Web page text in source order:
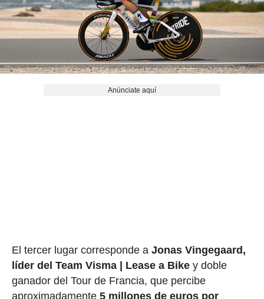
Anúnciate aquí
El tercer lugar corresponde a Jonas Vingegaard,
líder del Team Visma | Lease a Bikey doble
ganador del Tour de Francia, que percibe
aproximadamente 5 millones de euros por